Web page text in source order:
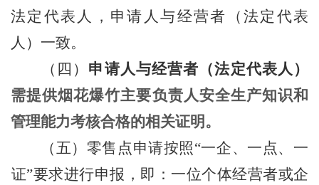
法定代表人，申请人与经营者（法定代表
人）一致。
（四） 申请人与经营者（法定代表人）
需提供烟花爆竹主要负责人安全生产知识和
管理能力考核合格的相关证明。
（五） 零售点申请按照“一企、一点、一
证”要求进行申报 ，即：一位个体经营者或企